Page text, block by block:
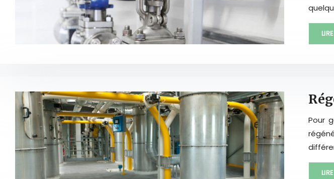
Pour